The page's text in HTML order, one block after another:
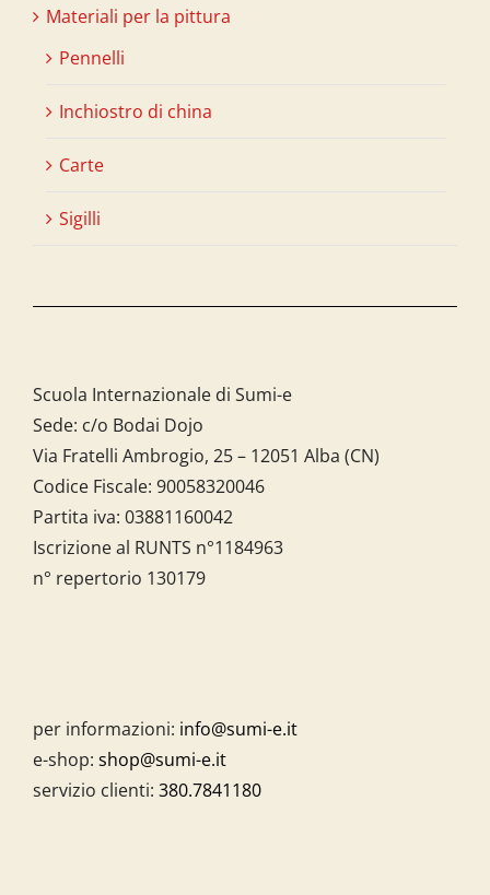
Materiali per la pittura
Pennelli
Inchiostro di china
Carte
Sigilli
Scuola Internazionale di Sumi-e
Sede: c/o Bodai Dojo
Via Fratelli Ambrogio, 25 – 12051 Alba (CN)
Codice Fiscale: 90058320046
Partita iva: 03881160042
Iscrizione al RUNTS n°1184963
n° repertorio 130179
per informazioni: info@sumi-e.it
e-shop: shop@sumi-e.it
servizio clienti: 380.7841180